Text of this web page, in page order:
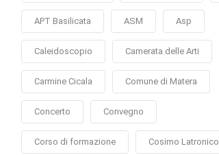
APT Basilicata ASM Asp
Caleidoscopio Camerata delle Arti
Carmine Cicala Comune di Matera
Concerto Convegno
Corso di formazione Cosimo Latronico